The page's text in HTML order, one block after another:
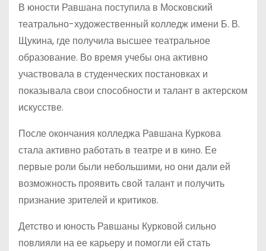
В юности Равшана поступила в Московский
театрально-художественный колледж имени Б. В.
Щукина, где получила высшее театральное
образование. Во время учебы она активно
участвовала в студенческих постановках и
показывала свои способности и талант в актерском
искусстве.
После окончания колледжа Равшана Куркова
стала активно работать в театре и в кино. Ее
первые роли были небольшими, но они дали ей
возможность проявить свой талант и получить
признание зрителей и критиков.
Детство и юность Равшаны Курковой сильно
повлияли на ее карьеру и помогли ей стать